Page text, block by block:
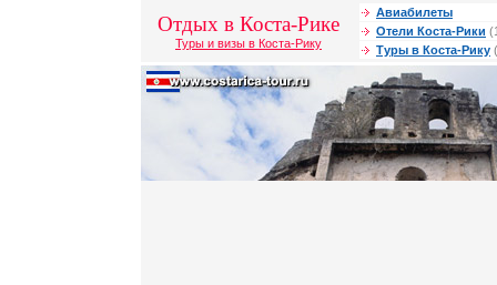
Отдых в Коста-Рике
Туры и визы в Коста-Рику
Авиабилеты
Отели Коста-Рики
Туры в Коста-Рику